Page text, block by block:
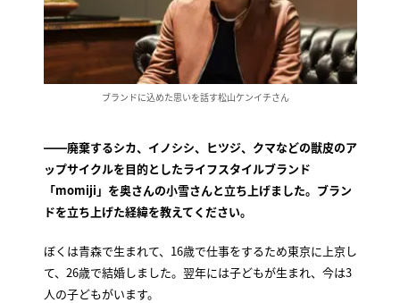
ブランドに込めた思いを話す松山ケンイチさん
――廃棄するシカ、イノシシ、ヒツジ、クマなどの獣皮のア
ップサイクルを目的としたライフスタイルブランド
「momiji」を奥さんの小雪さんと立ち上げました。ブラン
ドを立ち上げた経緯を教えてください。
ぼくは青森で生まれて、16歳で仕事をするため東京に上京し
て、26歳で結婚しました。翌年には子どもが生まれ、今は3
人の子どもがいます。